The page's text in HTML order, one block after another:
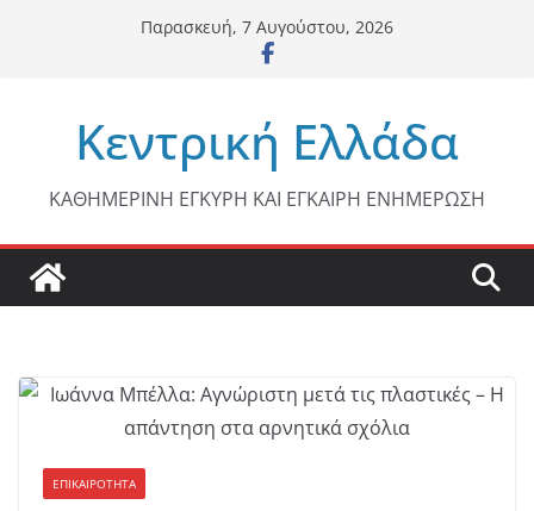
Παρασκευή, 7 Αυγούστου, 2026
Κεντρική Ελλάδα
ΚΑΘΗΜΕΡΙΝΗ ΕΓΚΥΡΗ ΚΑΙ ΕΓΚΑΙΡΗ ΕΝΗΜΕΡΩΣΗ
ΕΠΙΚΑΙΡΟΤΗΤΑ